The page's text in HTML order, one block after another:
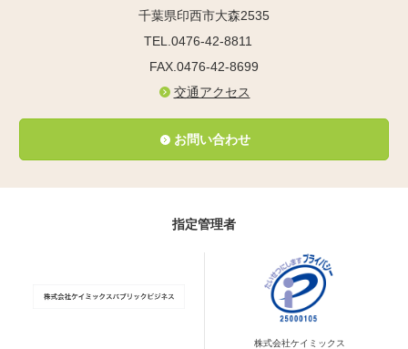
千葉県印西市大森2535
TEL.0476-42-8811
FAX.0476-42-8699
交通アクセス
お問い合わせ
指定管理者
株式会社ケイミックス